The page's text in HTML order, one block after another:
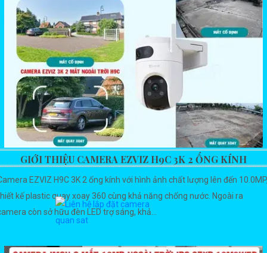
GIỚI THIỆU CAMERA EZVIZ H9C 3K 2 ỐNG KÍNH
EZVIZ H9C 3K 2 ống kính với hình ảnh chất lượng lên đến
kế plastic quay xoay 360 cùng khả năng chống nước. Ngoài ra
còn sở hữu đèn LED trợ sáng, khả...